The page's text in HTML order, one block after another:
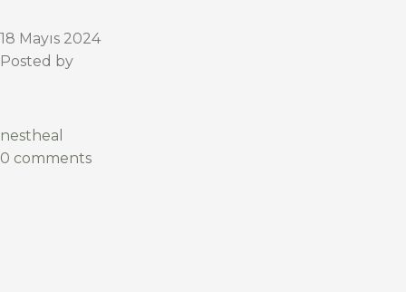
18 Mayıs 2024
Posted by
nestheal
0 comments